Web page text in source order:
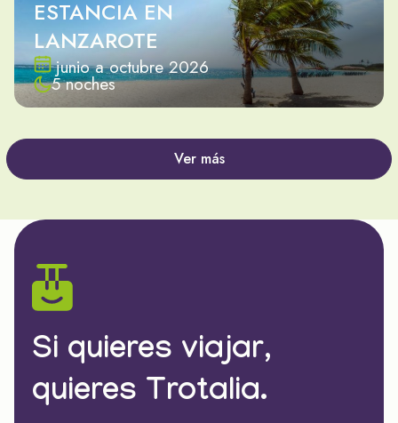
ESTANCIA EN
LANZAROTE
junio a octubre 2026
5 noches
Ver más
Si quieres viajar,
quieres Trotalia.